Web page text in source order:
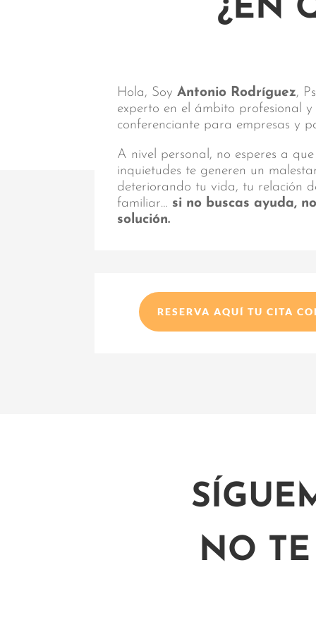
¿EN
Hola, SoyAntonio Rodríguez,
experto en el ámbito profesional
conferenciante para empresas y
A nivel personal, no esperes a
inquietudes te generen un
deteriorando tu vida, tu relación
familiar… si no buscas ayuda,
solución.
RESERVA AQUÍ TU CITA
NO